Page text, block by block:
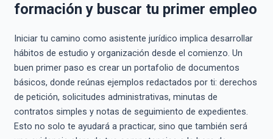
formación y buscar tu primer empleo
Iniciar tu camino como asistente jurídico implica desarrollar
hábitos de estudio y organización desde el comienzo. Un
buen primer paso es crear un portafolio de documentos
básicos, donde reúnas ejemplos redactados por ti: derechos
de petición, solicitudes administrativas, minutas de
contratos simples y notas de seguimiento de expedientes.
Esto no solo te ayudará a practicar, sino que también será